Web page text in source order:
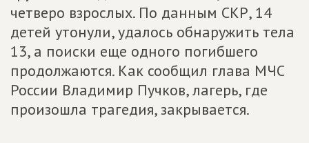
четверо взрослых. По данным СКР, 14
детей утонули, удалось обнаружить тела
13, а поиски еще одного погибшего
продолжаются. Как сообщил глава МЧС
России Владимир Пучков, лагерь, где
произошла трагедия, закрывается.